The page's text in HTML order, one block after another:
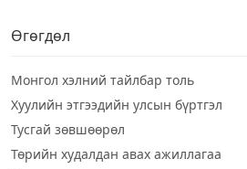
Өгөгдөл
Монгол хэлний тайлбар толь
Хуулийн этгээдийн улсын бүртгэл
Тусгай зөвшөөрөл
Төрийн худалдан авах ажиллагаа